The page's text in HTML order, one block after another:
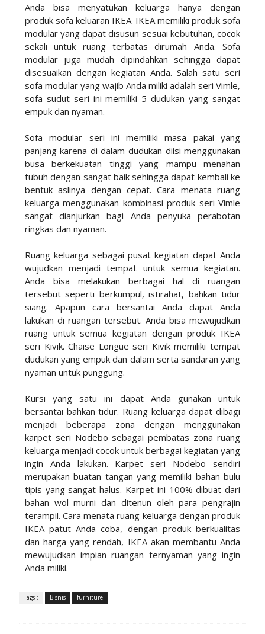
Anda bisa menyatukan keluarga hanya dengan
produk sofa keluaran IKEA. IKEA memiliki produk sofa
modular yang dapat disusun sesuai kebutuhan, cocok
sekali untuk ruang terbatas dirumah Anda. Sofa
modular juga mudah dipindahkan sehingga dapat
disesuaikan dengan kegiatan Anda. Salah satu seri
sofa modular yang wajib Anda miliki adalah seri Vimle,
sofa sudut seri ini memiliki 5 dudukan yang sangat
empuk dan nyaman.
Sofa modular seri ini memiliki masa pakai yang
panjang karena di dalam dudukan diisi menggunakan
busa berkekuatan tinggi yang mampu menahan
tubuh dengan sangat baik sehingga dapat kembali ke
bentuk aslinya dengan cepat. Cara menata ruang
keluarga menggunakan kombinasi produk seri Vimle
sangat dianjurkan bagi Anda penyuka perabotan
ringkas dan nyaman.
Ruang keluarga sebagai pusat kegiatan dapat Anda
wujudkan menjadi tempat untuk semua kegiatan.
Anda bisa melakukan berbagai hal di ruangan
tersebut seperti berkumpul, istirahat, bahkan tidur
siang. Apapun cara bersantai Anda dapat Anda
lakukan di ruangan tersebut. Anda bisa mewujudkan
ruang untuk semua kegiatan dengan produk IKEA
seri Kivik. Chaise Longue seri Kivik memiliki tempat
dudukan yang empuk dan dalam serta sandaran yang
nyaman untuk punggung.
Kursi yang satu ini dapat Anda gunakan untuk
bersantai bahkan tidur. Ruang keluarga dapat dibagi
menjadi beberapa zona dengan menggunakan
karpet seri Nodebo sebagai pembatas zona ruang
keluarga menjadi cocok untuk berbagai kegiatan yang
ingin Anda lakukan. Karpet seri Nodebo sendiri
merupakan buatan tangan yang memiliki bahan bulu
tipis yang sangat halus. Karpet ini 100% dibuat dari
bahan wol murni dan ditenun oleh para pengrajin
terampil. Cara menata ruang keluarga dengan produk
IKEA patut Anda coba, dengan produk berkualitas
dan harga yang rendah, IKEA akan membantu Anda
mewujudkan impian ruangan ternyaman yang ingin
Anda miliki.
Tags : Bisnis furniture